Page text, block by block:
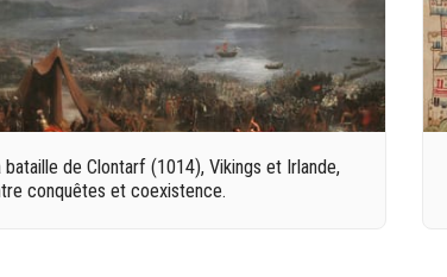
bataille de Clontarf (1014), Vikings et Irlande,
conquêtes et coexistence.